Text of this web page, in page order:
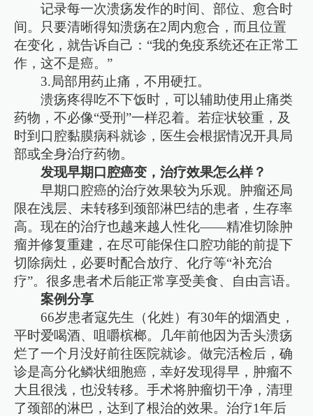
记录每一次溃疡发作的时间、部位、愈合时
间。只要清晰得知溃疡在2周内愈合，而且位置
在变化，就告诉自己：“我的免疫系统还在正常工
作，这不是癌。”
3.局部用药止痛，不用硬扛。
溃疡疼得吃不下饭时，可以辅助使用止痛类
药物，不必像“受刑”一样忍着。若症状较重，及
时到口腔黏膜病科就诊，医生会根据情况开具局
部或全身治疗药物。
发现早期口腔癌变，治疗效果怎么样？
早期口腔癌的治疗效果较为乐观。肿瘤还局
限在浅层、未转移到颈部淋巴结的患者，生存率
高。现在的治疗也越来越人性化——精准切除肿
瘤并修复重建，在尽可能保住口腔功能的前提下
切除病灶，必要时配合放疗、化疗等“补充治
疗”。很多患者术后能正常享受美食、自由言语。
案例分享
66岁患者寇先生（化姓）有30年的烟酒史，
平时爱喝酒、咀嚼槟榔。几年前他因为舌头溃疡
烂了一个月没好前往医院就诊。做完活检后，确
诊是高分化鳞状细胞癌，幸好发现得早，肿瘤不
大且很浅，也没转移。手术将肿瘤切干净，清理
了颈部的淋巴，达到了根治的效果。治疗1年后